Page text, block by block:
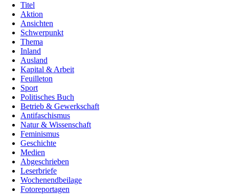
Titel
Aktion
Ansichten
Schwerpunkt
Thema
Inland
Ausland
Kapital & Arbeit
Feuilleton
Sport
Politisches Buch
Betrieb & Gewerkschaft
Antifaschismus
Natur & Wissenschaft
Feminismus
Geschichte
Medien
Abgeschrieben
Leserbriefe
Wochenendbeilage
Fotoreportagen